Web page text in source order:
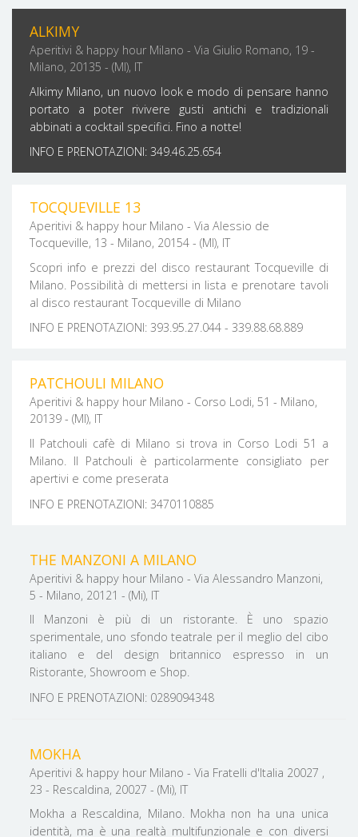
ALKIMY
Aperitivi & happy hour Milano - Via Giulio Romano, 19 -
Milano, 20135 - (MI), IT
Alkimy Milano, un nuovo look e modo di pensare hanno
portato a poter rivivere gusti antichi e tradizionali
abbinati a cocktail specifici. Fino a notte!
INFO E PRENOTAZIONI: 349.46.25.654
TOCQUEVILLE 13
Aperitivi & happy hour Milano - Via Alessio de
Tocqueville, 13 - Milano, 20154 - (MI), IT
Scopri info e prezzi del disco restaurant Tocqueville di
Milano. Possibilità di mettersi in lista e prenotare tavoli
al disco restaurant Tocqueville di Milano
INFO E PRENOTAZIONI: 393.95.27.044 - 339.88.68.889
PATCHOULI MILANO
Aperitivi & happy hour Milano - Corso Lodi, 51 - Milano,
20139 - (MI), IT
Il Patchouli cafè di Milano si trova in Corso Lodi 51 a
Milano. Il Patchouli è particolarmente consigliato per
apertivi e come preserata
INFO E PRENOTAZIONI: 3470110885
THE MANZONI A MILANO
Aperitivi & happy hour Milano - Via Alessandro Manzoni,
5 - Milano, 20121 - (Mi), IT
Il Manzoni è più di un ristorante. È uno spazio
sperimentale, uno sfondo teatrale per il meglio del cibo
italiano e del design britannico espresso in un
Ristorante, Showroom e Shop.
INFO E PRENOTAZIONI: 0289094348
MOKHA
Aperitivi & happy hour Milano - Via Fratelli d'Italia 20027 ,
23 - Rescaldina, 20027 - (Mi), IT
Mokha a Rescaldina, Milano. Mokha non ha una unica
identità, ma è una realtà multifunzionale e con diversi